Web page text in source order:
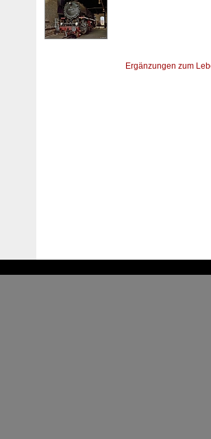
Ergänzungen zum